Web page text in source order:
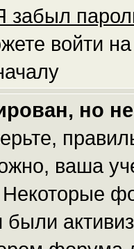
забыл
войти
но
ваша
Некоторые
были